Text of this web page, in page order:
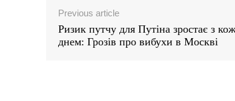
Previous article
Ризик путчу для Путіна зростає з
днем: Грозів про вибухи в Москві